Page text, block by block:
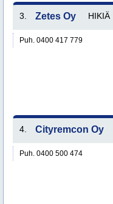
3. Zetes Oy HIKIÄ
Puh. 0400 417 779
4. Cityremcon Oy
Puh. 0400 500 474